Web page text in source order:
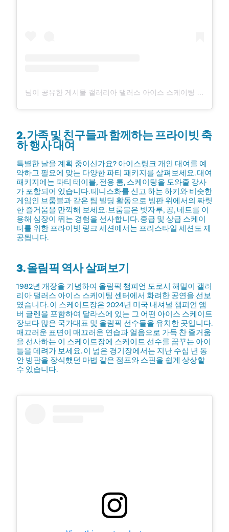
2. 가족 및 친구들과 함께하는 프라이빗 축
하 행사 대여
특별한 날을 계획 중이신가요? 아이스링크 개인 대여를 예
약하고 필요에 맞는 다양한 파티 패키지를 살펴보세요. 대여
패키지에는 파티 테이블, 전용 룸, 스케이팅을 도와줄 강사
가 포함되어 있습니다. 테니스화를 신고 하는 하키와 비슷한
게임인 브룸볼과 같은 팀 빌딩 활동으로 빙판 위에서의 짜릿
한 즐거움을 만끽해 보세요. 브룸볼은 빗자루, 공, 네트를 이
용해 심장이 뛰는 경험을 선사합니다. 중급 및 상급 스케이
터를 위한 프라이빗 링크 세션에서는 프리스타일 세션도 제
공됩니다.
3. 올림픽 역사 살펴보기
1982년 개장을 기념하여 올림픽 챔피언 도로시 해밀이 갤러
리아 댈러스 아이스 스케이팅 센터에서 화려한 공연을 선보
였습니다. 이 스케이트장은 2024년 미국 내셔널 챔피언 앰
버 글렌을 포함하여 달라스에 있는 그 어떤 아이스 스케이트
장보다 많은 국가대표 및 올림픽 선수들을 유치한 곳입니다.
매끄러운 표면이 매끄러운 연습과 얼음으로 가득 찬 즐거움
을 선사하는 이 스케이트장에 스케이트 선수를 꿈꾸는 아이
들을 데려가 보세요. 이 넓은 경기장에서는 지난 수십 년 동
안 빙판을 장식했던 마법 같은 점프와 스핀을 쉽게 상상할
수 있습니다.